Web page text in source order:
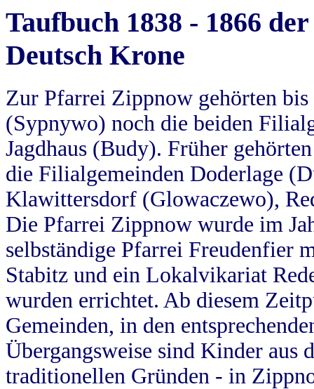
Taufbuch 1838 - 1866
Deutsch Krone
Zur Pfarrei Zippnow gehörten
(Sypnywo) noch die beiden
Jagdhaus (Budy). Früher
die Filialgemeinden Doderlage
Klawittersdorf (Glowaczewo),
Die Pfarrei Zippnow wurde im
selbständige Pfarrei Freudenfier
Stabitz und ein Lokalvikariat
wurden errichtet. Ab diesem
Gemeinden, in den
Übergangsweise sind Kinder aus
traditionellen Gründen - in